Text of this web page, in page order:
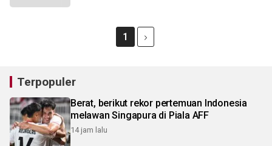
1
Terpopuler
Berat, berikut rekor pertemuan Indonesia
melawan Singapura di Piala AFF
14 jam lalu